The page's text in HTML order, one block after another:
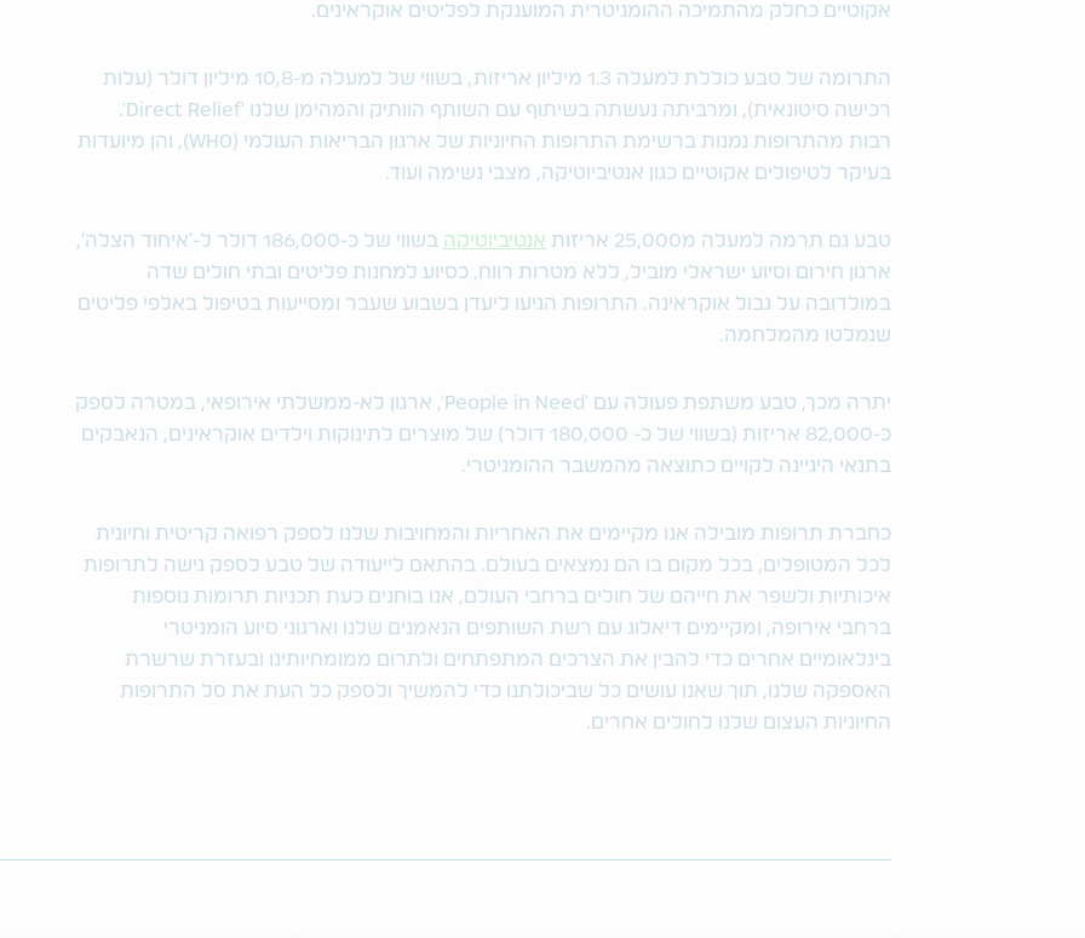
אקוטיים כחלק מהתמיכה ההומניטרית המוענקת לפליטים אוקראינים.
התרומה של טבע כוללת למעלה 1.3 מיליון אריזות, בשווי של למעלה מ-10,8 מיליון דולר (עלות
רכישה סיטונאית), ומרביתה נעשתה בשיתוף עם השותף הוותיק והמהימן שלנו 'Direct Relief'.
רבות מהתרופות נמנות ברשימת התרופות החיוניות של ארגון הבריאות העולמי (WHO), והן מיועדות
בעיקר לטיפולים אקוטיים כגון אנטיביוטיקה, מצבי נשימה ועוד.
טבע גם תרמה למעלה מ25,000 אריזות אנטיביוטיקה
בשווי של כ-186,000 דולר ל-'איחוד הצלה',
ארגון חירום וסיוע ישראלי מוביל, ללא מטרות רווח, כסיוע למחנות פליטים ובתי חולים שדה
במולדובה על גבול אוקראינה. התרופות הגיעו ליעדן בשבוע שעבר ומסייעות בטיפול באלפי פליטים
שנמלטו מהמלחמה.
יתרה מכך, טבע משתפת פעולה עם 'People in Need', ארגון לא-ממשלתי אירופאי, במטרה לספק
כ-82,000 אריזות (בשווי של כ- 180,000 דולר) של מוצרים לתינוקות וילדים אוקראינים, הנאבקים
בתנאי היגיינה לקויים כתוצאה מהמשבר ההומניטרי.
כחברת תרופות מובילה אנו מקיימים את האחריות והמחויבות שלנו לספק רפואה קריטית וחיונית
לכל המטופלים, בכל מקום בו הם נמצאים בעולם. בהתאם לייעודה של טבע לספק גישה לתרופות
איכותיות ולשפר את חייהם של חולים ברחבי העולם, אנו בוחנים כעת תכניות תרומות נוספות
ברחבי אירופה, ומקיימים דיאלוג עם רשת השותפים הנאמנים שלנו וארגוני סיוע הומניטרי
בינלאומיים אחרים כדי להבין את הצרכים המתפתחים ולתרום ממומחיותינו ובעזרת שרשרת
האספקה שלנו, תוך שאנו עושים כל שביכולתנו כדי להמשיך ולספק כל העת את סל התרופות
החיוניות העצום שלנו לחולים אחרים.